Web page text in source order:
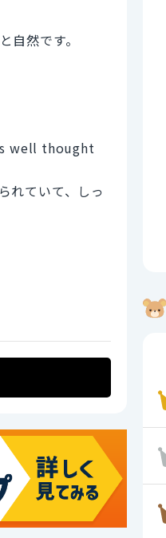
然です。
well thought
れていて、しっ